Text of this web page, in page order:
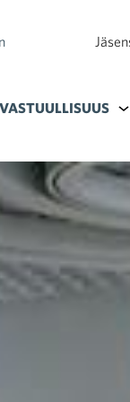
kohteelle Tavoitteet
VASTUULLISUUS